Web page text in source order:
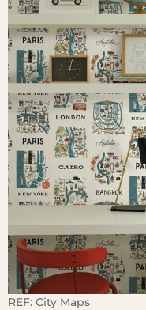
REF: City Maps